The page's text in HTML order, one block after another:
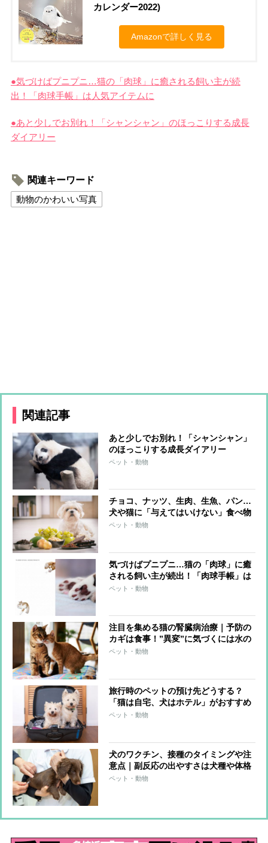
カレンダー2022)
Amazonで詳しく見る
●気づけばプニプニ…猫の「肉球」に癒される飼い主が続
出！「肉球手帳」は人気アイテムに
●あと少しでお別れ！「シャンシャン」のほっこりする成長
ダイアリー
関連キーワード
動物のかわいい写真
関連記事
あと少しでお別れ！「シャンシャン」
のほっこりする成長ダイアリー
ペット・動物
チョコ、ナッツ、生肉、生魚、パン…
犬や猫に「与えてはいけない」食べ物
ペット・動物
気づけばプニプニ…猫の「肉球」に癒
される飼い主が続出！「肉球手帳」は
人気アイテムに
ペット・動物
注目を集める猫の腎臓病治療｜予防の
カギは食事！”異変”に気づくには水の
飲み方に注目を
ペット・動物
旅行時のペットの預け先どうする？
「猫は自宅、犬はホテル」がおすすめ
の理由
ペット・動物
犬のワクチン、接種のタイミングや注
意点｜副反応の出やすさは犬種や体格
と関係ある？
ペット・動物